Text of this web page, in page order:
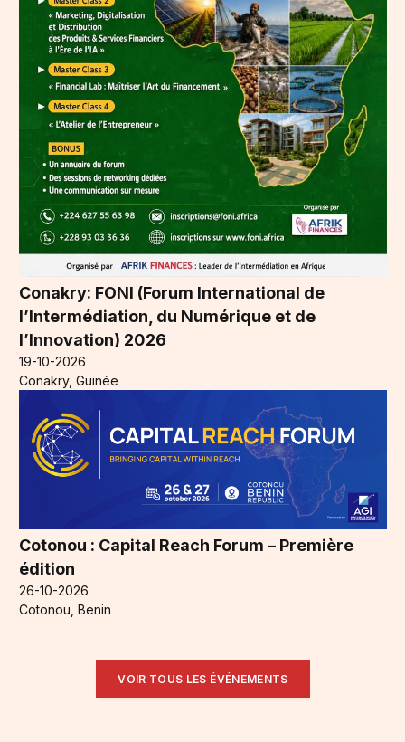
Conakry: FONI (Forum International de
l’Intermédiation, du Numérique et de
l’Innovation) 2026
19-10-2026
Conakry, Guinée
Cotonou : Capital Reach Forum – Première
édition
26-10-2026
Cotonou, Benin
VOIR TOUS LES ÉVÉNEMENTS